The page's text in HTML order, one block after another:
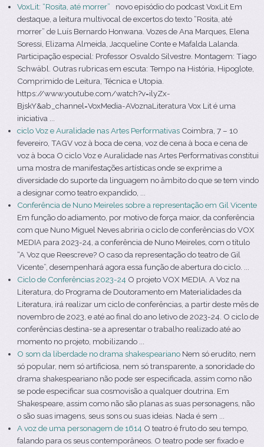
VoxLit: “Rosita, até morrer” novo episódio do podcast VoxLit Em
destaque, a leitura multivocal de excertos do texto “Rosita, até
morrer” de Luís Bernardo Honwana. Vozes de Ana Marques, Elena
Soressi, Elizama Almeida, Jacqueline Conte e Mafalda Lalanda.
Participação especial: Professor Osvaldo Silvestre. Montagem: Tiago
Schwäbl. Outras rubricas em escuta: Tempo na História, Hipoglote,
Comprimido de Leitura, Técnica e Utopia.
https://www.youtube.com/watch?v=ilyZx-
BjskY&ab_channel=VoxMedia-AVoznaLiteratura Vox Lit é uma
iniciativa ...
ciclo Voz e Auralidade nas Artes Performativas Coimbra, 7 – 10
fevereiro, TAGV voz à boca de cena, voz de cena à boca e cena de
voz à boca O ciclo Voz e Auralidade nas Artes Performativas constitui
uma mostra de manifestações artísticas onde se exprime a
diversidade do suporte da linguagem no âmbito do que se tem vindo
a designar como teatro expandido, ...
Conferência de Nuno Meireles sobre a representação em Gil Vicente
Em função do adiamento, por motivo de força maior, da conferência
com que Nuno Miguel Neves abriria o ciclo de conferências do VOX
MEDIA para 2023-24, a conferência de Nuno Meireles, com o título
“A Voz que Reescreve? O caso da representação do teatro de Gil
Vicente”, desempenhará agora essa função de abertura do ciclo. ...
Ciclo de Conferências 2023-24 O projeto VOX MEDIA. A Voz na
Literatura, do Programa de Doutoramento em Materialidades da
Literatura, irá realizar um ciclo de conferências, a partir deste mês de
novembro de 2023, e até ao final do ano letivo de 2023-24. O ciclo de
conferências destina-se a apresentar o trabalho realizado até ao
momento no projeto, mobilizando ...
O som da liberdade no drama shakespeariano Nem só erudito, nem
só popular, nem só artificiosa, nem só transparente, a sonoridade do
drama shakespeariano não pode ser especificada, assim como não
se pode especificar sua cosmovisão a qualquer doutrina. Em
Shakespeare, assim como não são planas as suas personagens, não
o são suas imagens, seus sons ou suas ideias. Nada é sem ...
A voz de uma personagem de 1614 O teatro é fruto do seu tempo,
falando para os seus contemporâneos. O teatro pode ser fixado e